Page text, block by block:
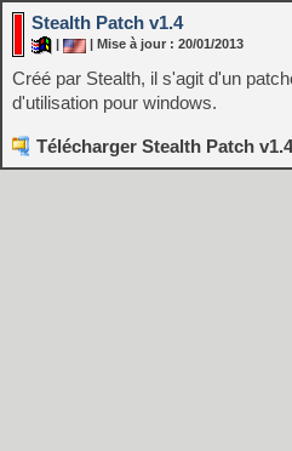
Stealth Patch v1.4
| Mise à jour : 20/01/2013
Créé par Stealth, il s'agit d'un
d'utilisation pour windows.
Télécharger Stealth Patch